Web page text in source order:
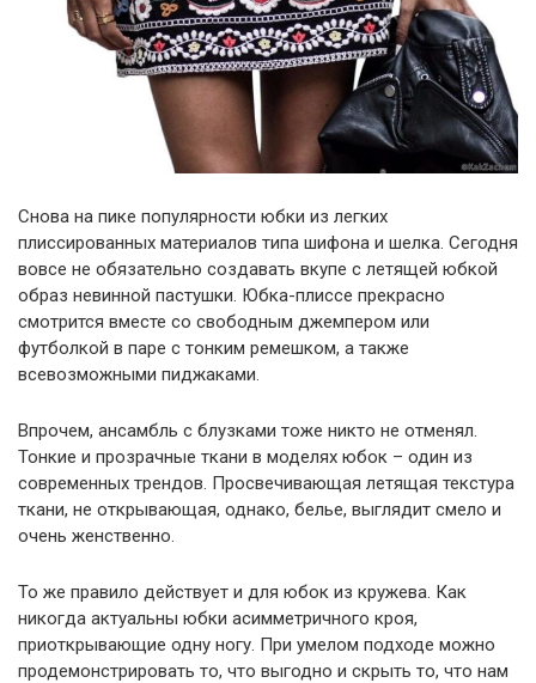
Снова на пике популярности юбки из легких
плиссированных материалов типа шифона и шелка. Сегодня
вовсе не обязательно создавать вкупе с летящей юбкой
образ невинной пастушки. Юбка-плиссе прекрасно
смотрится вместе со свободным джемпером или
футболкой в паре с тонким ремешком, а также
всевозможными пиджаками.
Впрочем, ансамбль с блузками тоже никто не отменял.
Тонкие и прозрачные ткани в моделях юбок – один из
современных трендов. Просвечивающая летящая текстура
ткани, не открывающая, однако, белье, выглядит смело и
очень женственно.
То же правило действует и для юбок из кружева. Как
никогда актуальны юбки асимметричного кроя,
приоткрывающие одну ногу. При умелом подходе можно
продемонстрировать то, что выгодно и скрыть то, что нам